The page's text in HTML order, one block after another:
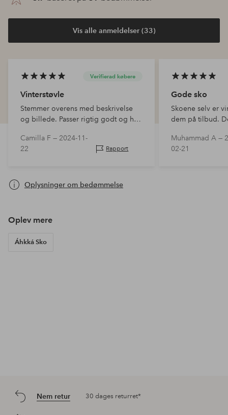
Vis alle anmeldelser (33)
Verifierad købere
Vinterstøvle
Stemmer overens med beskrivelse
og billede. Passer rigtig godt og har
slags vejr!
Camilla F — 2024-11-
22
Rapport
Gode sko
Skoene selv er
dem på tilbud.
Muhammad A —
02-21
Oplysninger om bedømmelse
Oplev mere
Áhkká Sko
Nem retur 30 dages returret*